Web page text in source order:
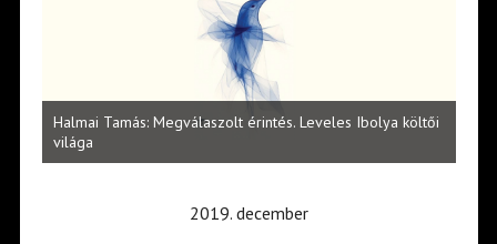
Halmai Tamás: Megválaszolt érintés. Leveles Ibolya költői
világa
2019. december